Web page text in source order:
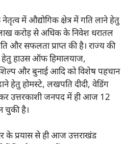
नेतृत्व में औद्योगिक क्षेत्र में गति लाने हेतु
करोड़ से अधिक के निवेश धरातल
और सफलता प्राप्त की है। राज्य की
हेतु हाउस ऑफ हिमालयाज,
और बुनाई आदि को विशेष पहचान
हेतु होमस्टे, लखपति दीदी, वेडिंग
उत्तरकाशी जनपद में ही आज 12
चुकी है।
के प्रयास से ही आज उत्तराखंड